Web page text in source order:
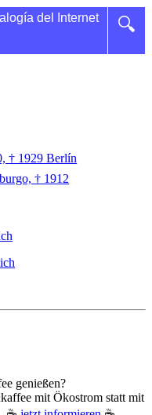
🔍
del Internet
† 1929 Berlín
† 1912
genießen?
mit Ökostrom statt mit